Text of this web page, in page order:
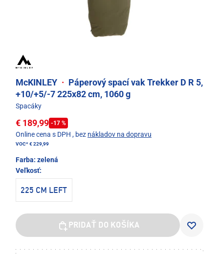
McKINLEY · Páperový spací vak Trekker D R 5,
+10/+5/-7 225x82 cm, 1060 g
Spacáky
€ 189,99 -17 %
Online cena s DPH , bez nákladov na dopravu
VOC*€ 229,99
Farba: zelená
Veľkosť:
225 CM LEFT
PRIDAŤ DO KOŠÍKA